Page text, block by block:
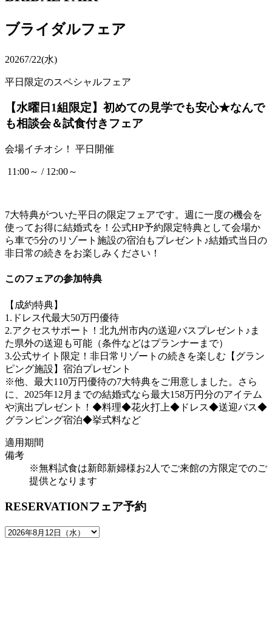
ブライダルフェア
20267/22(水)
平日限定のスペシャルフェア
【水曜日1組限定】初めての見学でも安心★なんで
も相談会＆試食付きフェア
会場イチオシ！ 平日開催
11:00～ / 12:00～
7大特典がついた平日の限定フェアです。週に一度の機会を
使ってお得に結婚式を！公式HP予約限定特典として会場か
ら車で5分のリゾート施設の宿泊もプレゼント♪結婚式当日の
非日常の続きをお楽しみください！
このフェアの参加特典
【成約特典】
1.ドレス代最大50万円優待
2.アクセスサポート！北九州市内の送迎バスプレゼント♪ま
た県外の送迎も可能（条件などはプランナーまで）
3.公式サイト限定！非日常リゾートの続きを楽しむ【グラン
ピング施設】宿泊プレゼント
※他、最大110万円優待の7大特典をご用意しました。さら
に、2025年12月までの結婚式なら最大158万円分のアイテム
や演出プレゼント！◆料理◆花火打上◆ドレス◆送迎バス◆
グランピング宿泊◆挙式料など
適用期間
備考
※無料試食は新郎新婦様お2人でご来館の方限定でのご
提供となります
RESERVATIONフェア予約